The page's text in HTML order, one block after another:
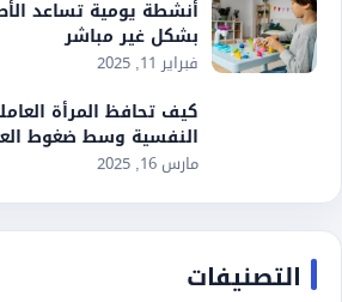
أنشطة يومية تساعد
بشكل غير مباشر
فبراير 11, 2025
كيف تحافظ المرأة
النفسية وسط ضغوط
مارس 16, 2025
التصنيفات